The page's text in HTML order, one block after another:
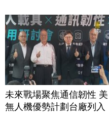
未來戰場聚焦通信韌性 美
無人機優勢計劃台廠列入